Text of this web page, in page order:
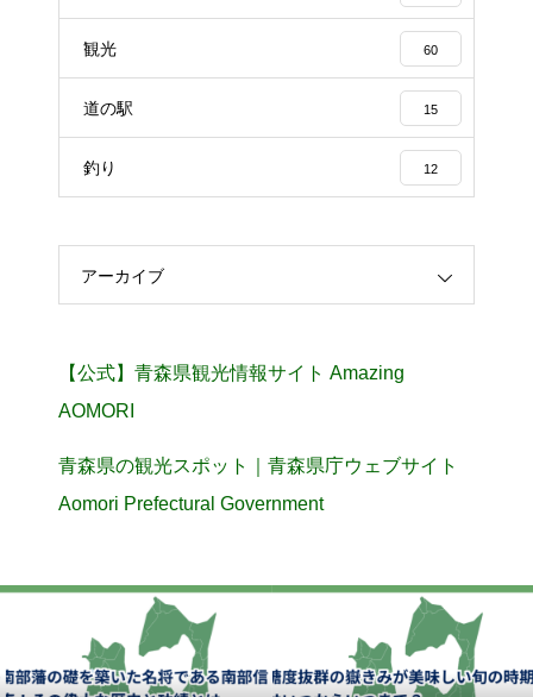
観光 60
道の駅 15
釣り 12
アーカイブ
【公式】青森県観光情報サイト Amazing
AOMORI
青森県の観光スポット｜青森県庁ウェブサイト
Aomori Prefectural Government